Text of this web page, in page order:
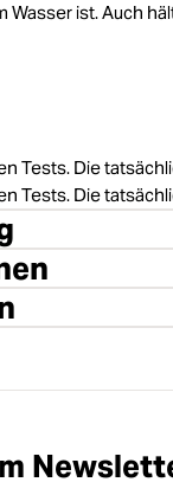
Wasser ist. Auch
Tests. Die
Tests. Die